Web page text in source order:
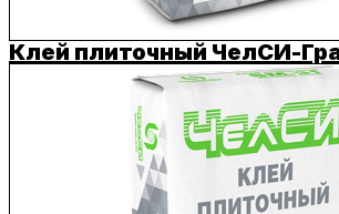
Клей плиточный ЧелСИ-